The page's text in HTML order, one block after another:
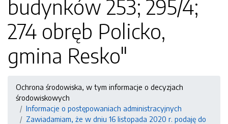
budynków 253; 295/4;
274 obręb Policko,
gmina Resko"
Ochrona środowiska, w tym informacje o decyzjach
środowiskowych
Informacje o postępowaniach administracyjnych
Zawiadamiam, że w dniu 16 listopada 2020 r. podaję do